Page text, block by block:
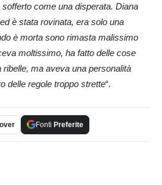
come una disperata. Diana
è stata rovinata, era solo una
è morta sono rimasta malissimo
moltissimo, ha fatto delle cose
ma aveva una personalità
delle regole troppo strette“.
Fonti Preferite